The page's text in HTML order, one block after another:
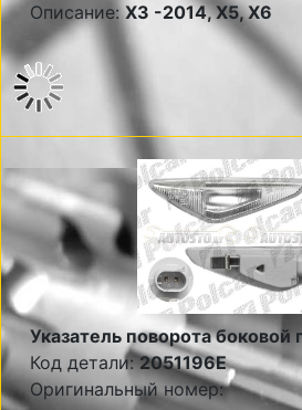
Описание:X3 -2014, X5, X6
Указатель поворота боковой
Код детали:2051196E
Оригинальный номер: